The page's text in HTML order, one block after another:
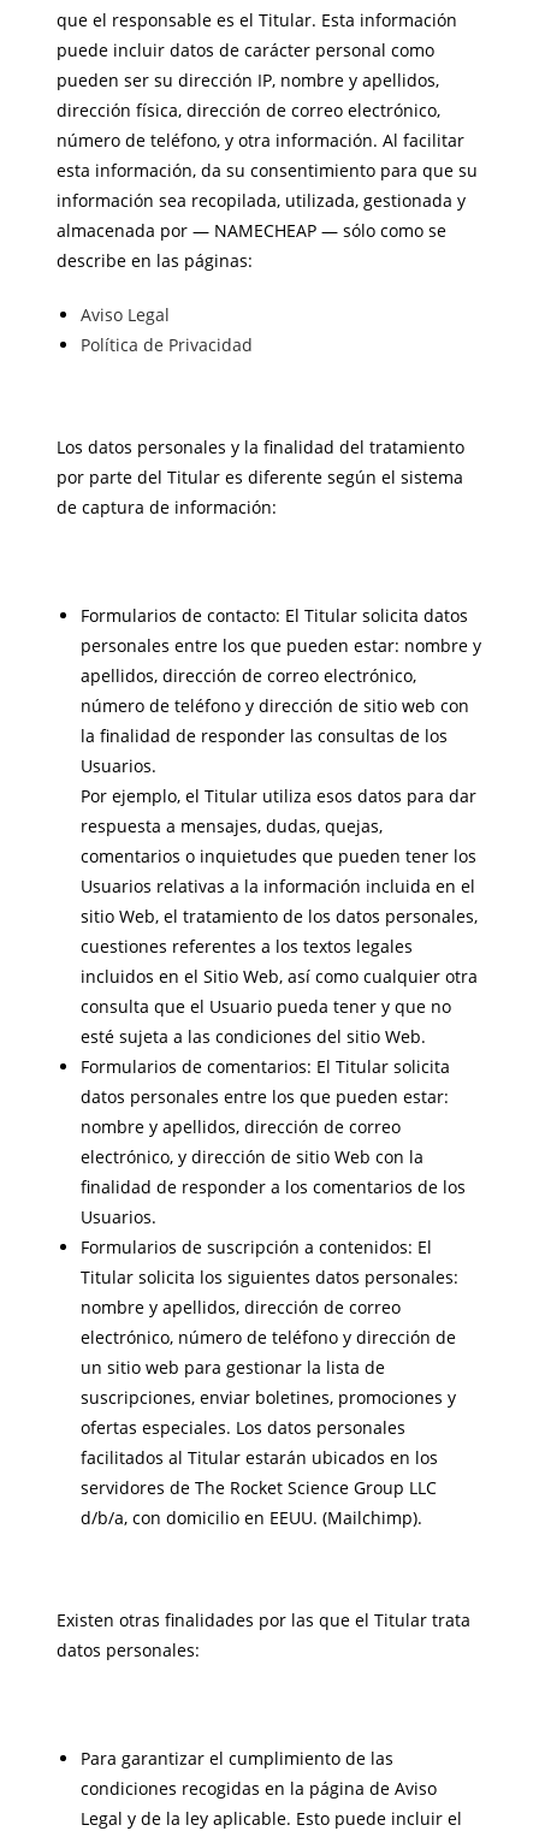
que el responsable es el Titular. Esta información
puede incluir datos de carácter personal como
pueden ser su dirección IP, nombre y apellidos,
dirección física, dirección de correo electrónico,
número de teléfono, y otra información. Al facilitar
esta información, da su consentimiento para que su
información sea recopilada, utilizada, gestionada y
almacenada por — NAMECHEAP — sólo como se
describe en las páginas:
Aviso Legal
Política de Privacidad
Los datos personales y la finalidad del tratamiento
por parte del Titular es diferente según el sistema
de captura de información:
Formularios de contacto: El Titular solicita datos
personales entre los que pueden estar: nombre y
apellidos, dirección de correo electrónico,
número de teléfono y dirección de sitio web con
la finalidad de responder las consultas de los
Usuarios.
Por ejemplo, el Titular utiliza esos datos para dar
respuesta a mensajes, dudas, quejas,
comentarios o inquietudes que pueden tener los
Usuarios relativas a la información incluida en el
sitio Web, el tratamiento de los datos personales,
cuestiones referentes a los textos legales
incluidos en el Sitio Web, así como cualquier otra
consulta que el Usuario pueda tener y que no
esté sujeta a las condiciones del sitio Web.
Formularios de comentarios: El Titular solicita
datos personales entre los que pueden estar:
nombre y apellidos, dirección de correo
electrónico, y dirección de sitio Web con la
finalidad de responder a los comentarios de los
Usuarios.
Formularios de suscripción a contenidos: El
Titular solicita los siguientes datos personales:
nombre y apellidos, dirección de correo
electrónico, número de teléfono y dirección de
un sitio web para gestionar la lista de
suscripciones, enviar boletines, promociones y
ofertas especiales. Los datos personales
facilitados al Titular estarán ubicados en los
servidores de The Rocket Science Group LLC
d/b/a, con domicilio en EEUU. (Mailchimp).
Existen otras finalidades por las que el Titular trata
datos personales:
Para garantizar el cumplimiento de las
condiciones recogidas en la página de Aviso
Legal y de la ley aplicable. Esto puede incluir el